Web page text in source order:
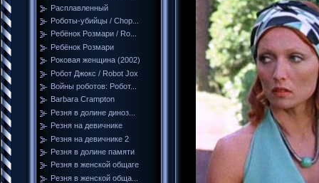
Расплавленный
Роботы-убийцы / Chop...
Ребёнок Розмари / Ro...
Ребёнок Розмари
Роковая женщина (2002)
Робот Джокс / Robot Jox
Войны роботов: Робот...
Barbara Crampton
Резня в долине диноз...
Резня на девичнике
Резня на девичнике 2
Резня в долине памяти
Резня в женской общаге
Резня в женской обща...